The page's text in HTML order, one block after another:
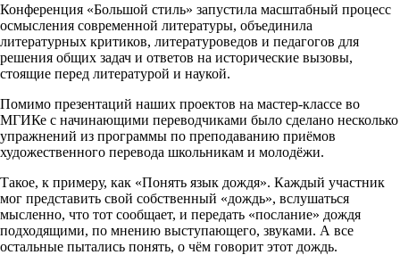
Конференция «Большой стиль» запустила масштабный процесс
осмысления современной литературы, объединила
литературных критиков, литературоведов и педагогов для
решения общих задач и ответов на исторические вызовы,
стоящие перед литературой и наукой.
Помимо презентаций наших проектов на мастер-классе во
МГИКе с начинающими переводчиками было сделано несколько
упражнений из программы по преподаванию приёмов
художественного перевода школьникам и молодёжи.
Такое, к примеру, как «Понять язык дождя». Каждый участник
мог представить свой собственный «дождь», вслушаться
мысленно, что тот сообщает, и передать «послание» дождя
подходящими, по мнению выступающего, звуками. А все
остальные пытались понять, о чём говорит этот дождь.